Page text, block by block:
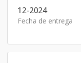
12-2024
Fecha de entrega